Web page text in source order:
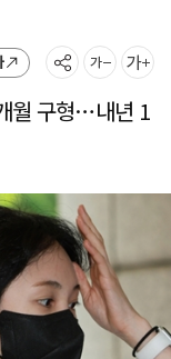
월 구형…내년 1